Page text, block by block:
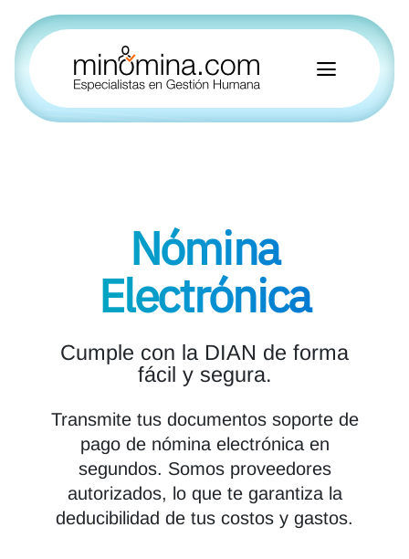
Nómina
Electrónica
Cumple con la DIAN de forma
fácil y segura.
Transmite tus documentos soporte de
pago de nómina electrónica en
segundos. Somos proveedores
autorizados, lo que te garantiza la
deducibilidad de tus costos y gastos.